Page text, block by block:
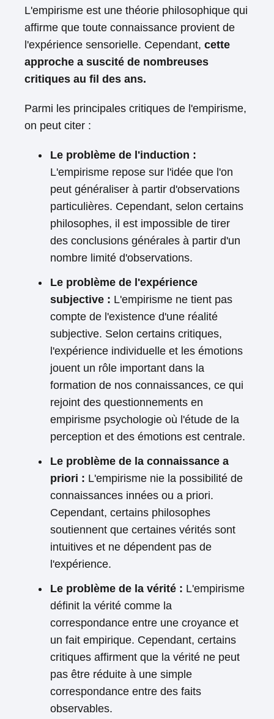
L'empirisme est une théorie philosophique qui
affirme que toute connaissance provient de
l'expérience sensorielle. Cependant, cette
approche a suscité de nombreuses
critiques au fil des ans.
Parmi les principales critiques de l'empirisme,
on peut citer :
Le problème de l'induction :
L'empirisme repose sur l'idée que l'on
peut généraliser à partir d'observations
particulières. Cependant, selon certains
philosophes, il est impossible de tirer
des conclusions générales à partir d'un
nombre limité d'observations.
Le problème de l'expérience
subjective : L'empirisme ne tient pas
compte de l'existence d'une réalité
subjective. Selon certains critiques,
l'expérience individuelle et les émotions
jouent un rôle important dans la
formation de nos connaissances, ce qui
rejoint des questionnements en
empirisme psychologie où l'étude de la
perception et des émotions est centrale.
Le problème de la connaissance a
priori : L'empirisme nie la possibilité de
connaissances innées ou a priori.
Cependant, certains philosophes
soutiennent que certaines vérités sont
intuitives et ne dépendent pas de
l'expérience.
Le problème de la vérité : L'empirisme
définit la vérité comme la
correspondance entre une croyance et
un fait empirique. Cependant, certains
critiques affirment que la vérité ne peut
pas être réduite à une simple
correspondance entre des faits
observables.